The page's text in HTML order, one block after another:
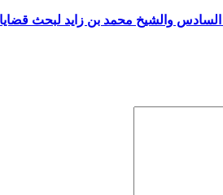
السادس والشيخ محمد بن زايد لبحث قضايا